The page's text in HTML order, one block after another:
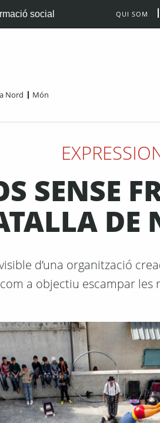
social QUI SOM
Nord Món
SENSE
DE
d’una organització
a objectiu escampar les